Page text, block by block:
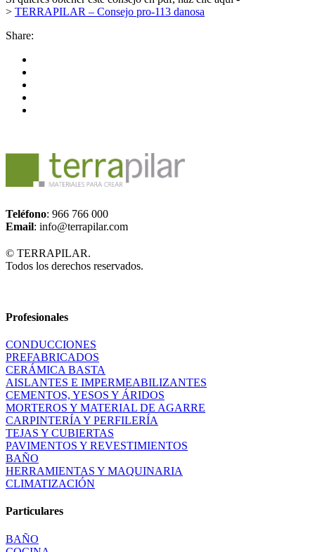
> TERRAPILAR – Consejo pro-113 danosa
Share:
Teléfono: 966 766 000
Email: info@terrapilar.com
© TERRAPILAR.
Todos los derechos reservados.
Profesionales
CONDUCCIONES
PREFABRICADOS
CERÁMICA BASTA
AISLANTES E IMPERMEABILIZANTES
CEMENTOS, YESOS Y ÁRIDOS
MORTEROS Y MATERIAL DE AGARRE
CARPINTERÍA Y PERFILERÍA
TEJAS Y CUBIERTAS
PAVIMENTOS Y REVESTIMIENTOS
BAÑO
HERRAMIENTAS Y MAQUINARIA
CLIMATIZACIÓN
Particulares
BAÑO